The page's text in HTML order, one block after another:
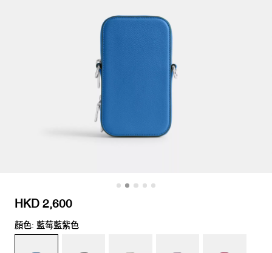
HKD 2,600
顏色: 藍莓藍紫色